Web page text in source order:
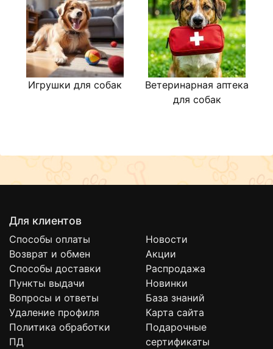
Игрушки для собак
Ветеринарная аптека
для собак
Для клиентов
Способы оплаты
Возврат и обмен
Способы доставки
Пункты выдачи
Вопросы и ответы
Удаление профиля
Политика обработки
ПД
Новости
Акции
Распродажа
Новинки
База знаний
Карта сайта
Подарочные
сертификаты